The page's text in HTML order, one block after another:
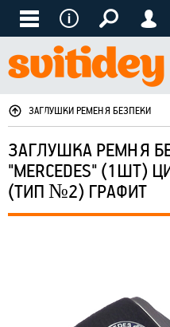
ЗАГЛУШКИ РЕМЕНЯ БЕЗПЕКИ
ЗАГЛУШКА РЕМНЯ
"MERCEDES" (1ШТ)
(ТИП №2) ГРАФИТ